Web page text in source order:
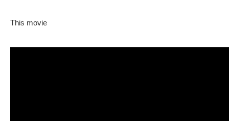
This movie